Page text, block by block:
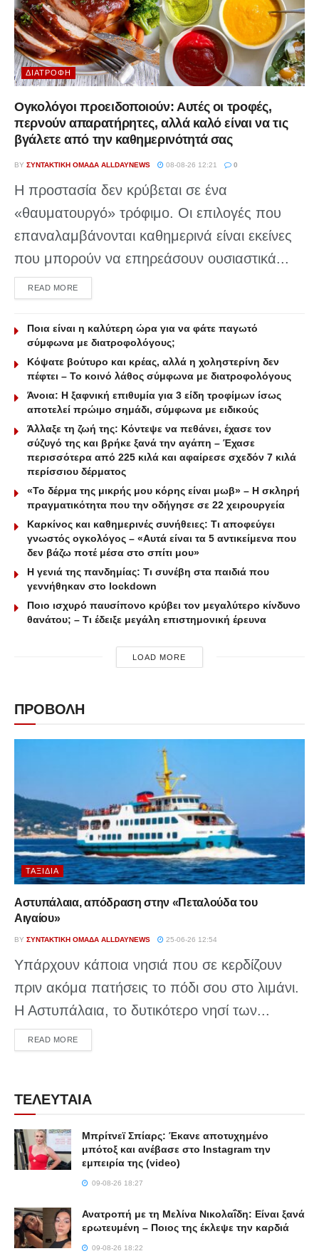
ΔΙΑΤΡΟΦΉ
Ογκολόγοι προειδοποιούν: Αυτές οι τροφές,
περνούν απαρατήρητες, αλλά καλό είναι να τις
βγάλετε από την καθημερινότητά σας
BY ΣΥΝΤΑΚΤΙΚΉ ΟΜΆΔΑ ALLDAYNEWS 08-08-26 12:21 0
Η προστασία δεν κρύβεται σε ένα
«θαυματουργό» τρόφιμο. Οι επιλογές που
επαναλαμβάνονται καθημερινά είναι εκείνες
που μπορούν να επηρεάσουν ουσιαστικά...
READ MOREDETAILS
Ποια είναι η καλύτερη ώρα για να φάτε παγωτό
σύμφωνα με διατροφολόγους;
Κόψατε βούτυρο και κρέας, αλλά η χοληστερίνη δεν
πέφτει – Το κοινό λάθος σύμφωνα με διατροφολόγους
Άνοια: Η ξαφνική επιθυμία για 3 είδη τροφίμων ίσως
αποτελεί πρώιμο σημάδι, σύμφωνα με ειδικούς
Άλλαξε τη ζωή της: Κόντεψε να πεθάνει, έχασε τον
σύζυγό της και βρήκε ξανά την αγάπη – Έχασε
περισσότερα από 225 κιλά και αφαίρεσε σχεδόν 7 κιλά
περίσσιου δέρματος
«Το δέρμα της μικρής μου κόρης είναι μωβ» – Η σκληρή
πραγματικότητα που την οδήγησε σε 22 χειρουργεία
Καρκίνος και καθημερινές συνήθειες: Τι αποφεύγει
γνωστός ογκολόγος – «Αυτά είναι τα 5 αντικείμενα που
δεν βάζω ποτέ μέσα στο σπίτι μου»
Η γενιά της πανδημίας: Τι συνέβη στα παιδιά που
γεννήθηκαν στο lockdown
Ποιο ισχυρό παυσίπονο κρύβει τον μεγαλύτερο κίνδυνο
θανάτου; – Τι έδειξε μεγάλη επιστημονική έρευνα
LOAD MORE
ΠΡΟΒΟΛΗ
ΤΑΞΊΔΙΑ
Αστυπάλαια, απόδραση στην «Πεταλούδα του
Αιγαίου»
BY ΣΥΝΤΑΚΤΙΚΉ ΟΜΆΔΑ ALLDAYNEWS 25-06-26 12:54
Υπάρχουν κάποια νησιά που σε κερδίζουν
πριν ακόμα πατήσεις το πόδι σου στο λιμάνι.
Η Αστυπάλαια, το δυτικότερο νησί των...
READ MOREDETAILS
ΤΕΛΕΥΤΑΙΑ
Μπρίτνεϊ Σπίαρς: Έκανε αποτυχημένο
μπότοξ και ανέβασε στο Instagram την
εμπειρία της (video)
09-08-26 18:27
Ανατροπή με τη Μελίνα Νικολαΐδη: Είναι ξανά
ερωτευμένη – Ποιος της έκλεψε την καρδιά
09-08-26 18:22